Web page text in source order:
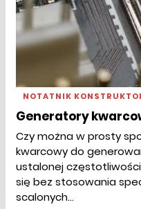
NOTATNIK
Generatory
Czy można w prosty
kwarcowy do
ustalonej
się bez stosowania
scalonych...